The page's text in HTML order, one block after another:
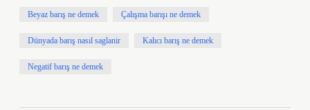
Beyaz barış ne demek Çalışma barışı ne demek
Dünyada barış nasıl saglanir Kalıcı barış ne demek
Negatif barış ne demek